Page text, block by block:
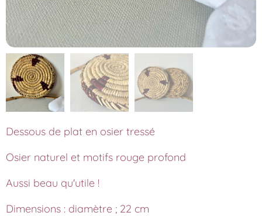
Dessous de plat en osier tressé
Osier naturel et motifs rouge profond
Aussi beau qu'utile !
Dimensions : diamètre ; 22 cm